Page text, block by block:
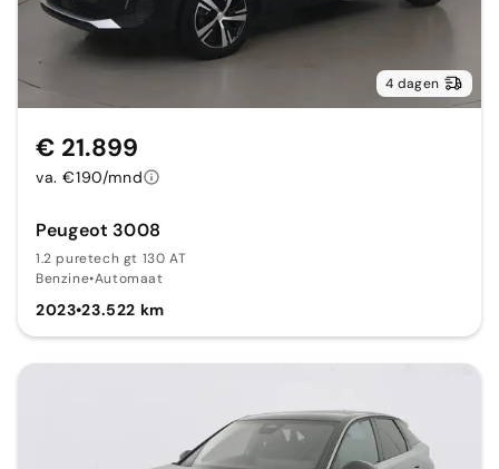
4 dagen
Peugeot 3008
1.2 puretech gt 130 AT
Benzine•Automaat
2023•23.522 km
€ 21.899
va. €190/mnd